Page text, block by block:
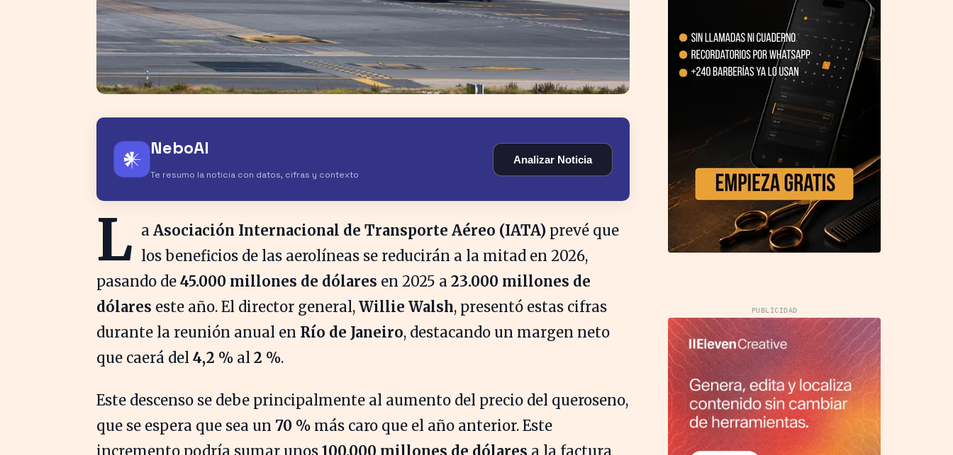
𒀭 NeboAI
Te resumo la noticia con datos, cifras y contexto
Analizar Noticia
L a Asociación Internacional de Transporte Aéreo (IATA) prevé que
los beneficios de las aerolíneas se reducirán a la mitad en 2026,
pasando de 45.000 millones de dólares en 2025 a 23.000 millones de
dólares este año. El director general, Willie Walsh, presentó estas cifras
durante la reunión anual en Río de Janeiro, destacando un margen neto
que caerá del 4,2 % al 2 %.
Este descenso se debe principalmente al aumento del precio del queroseno,
que se espera que sea un 70 % más caro que el año anterior. Este
incremento podría sumar unos 100.000 millones de dólares a la factura
PUBLICIDAD